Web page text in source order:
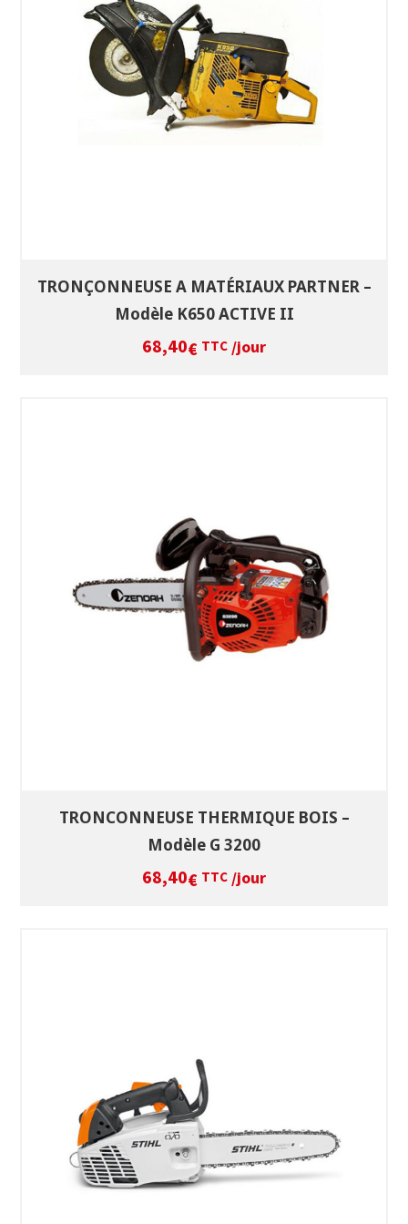
SÉLECTIONNEZ LES DATES
VOIR LE PRODUIT
TRONÇONNEUSE A MATÉRIAUX PARTNER –
Modèle K650 ACTIVE II
68,40€ TTC /jour
SÉLECTIONNEZ LES DATES
VOIR LE PRODUIT
TRONCONNEUSE THERMIQUE BOIS –
Modèle G 3200
68,40€ TTC /jour
SÉLECTIONNEZ LES DATES
VOIR LE PRODUIT